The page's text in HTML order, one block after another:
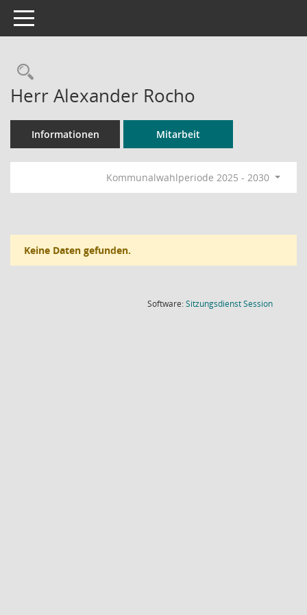
Toggle navigation
Rechercheauswahl
Herr Alexander Rocho
Informationen Mitarbeit
Kommunalwahlperiode 2025 - 2030
Keine Daten gefunden.
Software:SitzungsdienstSession(Wird in